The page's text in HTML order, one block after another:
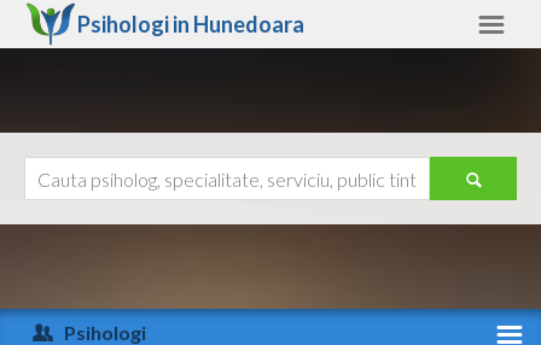
Psihologi in Hunedoara
Arad
Ajutor
Psihologi